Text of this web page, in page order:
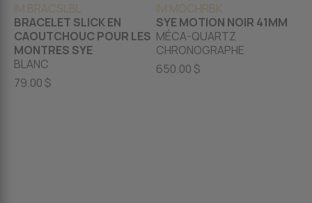
IM BRACSLBL
BRACELET SLICK EN
CAOUTCHOUC POUR LES
MONTRES SYE
BLANC
79.00 $
IM MOCHRBK
SYE MOTION NOIR 41MM
MÉCA-QUARTZ
CHRONOGRAPHE
650.00 $